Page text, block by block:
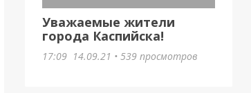
Уважаемые жители
города Каспийска!
17:09 14.09.21 • 539 просмотров